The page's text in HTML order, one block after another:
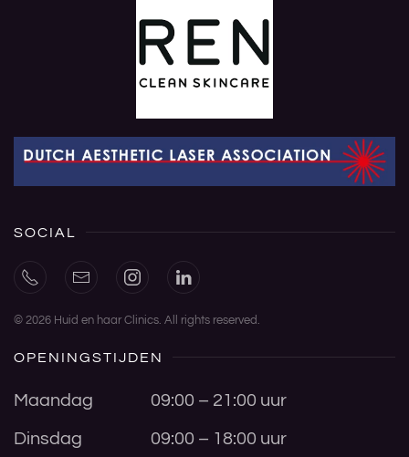
SOCIAL
© 2026 Huid en haar Clinics. All rights reserved.
OPENINGSTIJDEN
Maandag 09:00 – 21:00 uur
Dinsdag 09:00 – 18:00 uur